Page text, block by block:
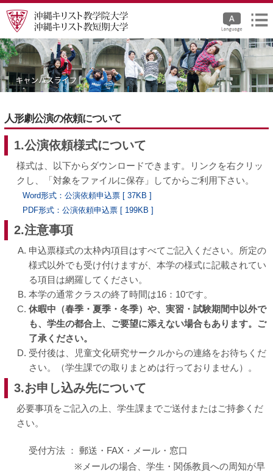
人形劇公演の依頼について
1.公演依頼様式について
様式は、以下からダウンロードできます。リンクを右クリッ
クし、「対象をファイルに保存」してからご利用下さい。
Word形式：公演依頼申込票 [ 37KB ]
PDF形式：公演依頼申込票 [ 199KB ]
2.注意事項
申込票様式の太枠内項目はすべてご記入ください。所定の
様式以外でも受け付けますが、本学の様式に記載されてい
る項目は網羅してください。
本学の通常クラスの終了時間は16：10です。
休暇中（春季・夏季・冬季）や、実習・試験期間中以外で
も、学生の都合上、ご要望に添えない場合もあります。ご
了承ください。
受付後は、児童文化研究サークルからの連絡をお待ちくだ
さい。（学生課での取りまとめは行っておりません）。
3.お申し込み先について
必要事項をご記入の上、学生課までご送付またはご持参くだ
さい。
受付方法 ： 郵送・FAX・メール・窓口
※メールの場合、学生・関係教員への周知が早